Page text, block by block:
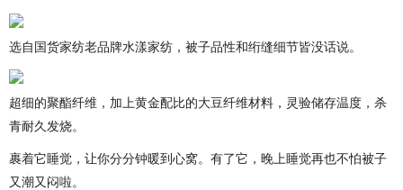
选自国货家纺老品牌水漾家纺，被子品性和绗缝细节皆没话说。
超细的聚酯纤维，加上黄金配比的大豆纤维材料，灵验储存温度，杀
青耐久发烧。
裹着它睡觉，让你分分钟暖到心窝。有了它，晚上睡觉再也不怕被子
又潮又闷啦。